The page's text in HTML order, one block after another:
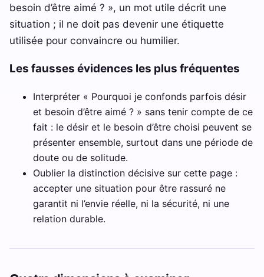
besoin d’être aimé ? », un mot utile décrit une
situation ; il ne doit pas devenir une étiquette
utilisée pour convaincre ou humilier.
Les fausses évidences les plus fréquentes
Interpréter « Pourquoi je confonds parfois désir
et besoin d’être aimé ? » sans tenir compte de ce
fait : le désir et le besoin d’être choisi peuvent se
présenter ensemble, surtout dans une période de
doute ou de solitude.
Oublier la distinction décisive sur cette page :
accepter une situation pour être rassuré ne
garantit ni l’envie réelle, ni la sécurité, ni une
relation durable.